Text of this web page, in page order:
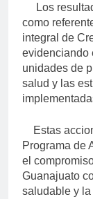
Los
como
integral de
evidenciando
unidades de
salud y las
Estas
Programa de
el
Guanajuato
saludable y